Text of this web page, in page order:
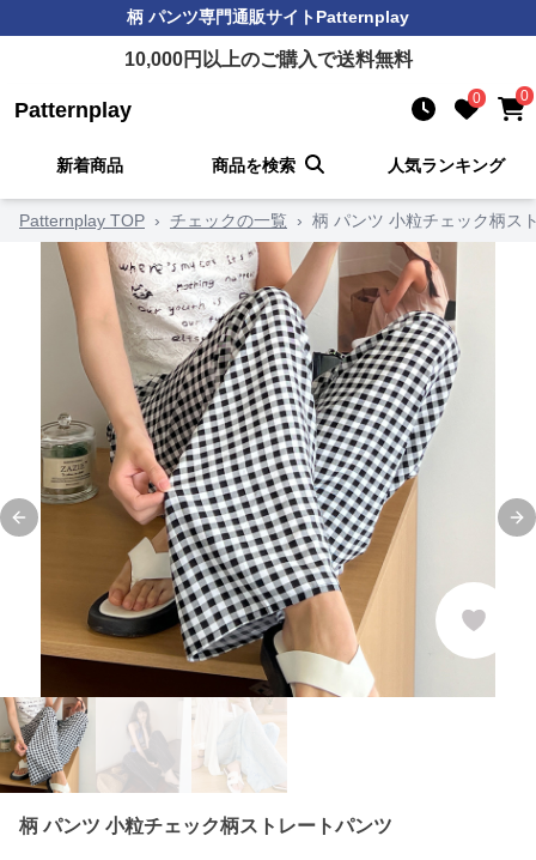
柄 パンツ専門通販サイトPatternplay
10,000円以上のご購入で送料無料
Patternplay 0 0
新着商品 商品を検索 人気ランキング
Patternplay TOP › チェックの一覧 › 柄 パンツ 小粒チェック柄ス
Previous slide
柄 パンツ 小粒チェック柄ストレートパンツ